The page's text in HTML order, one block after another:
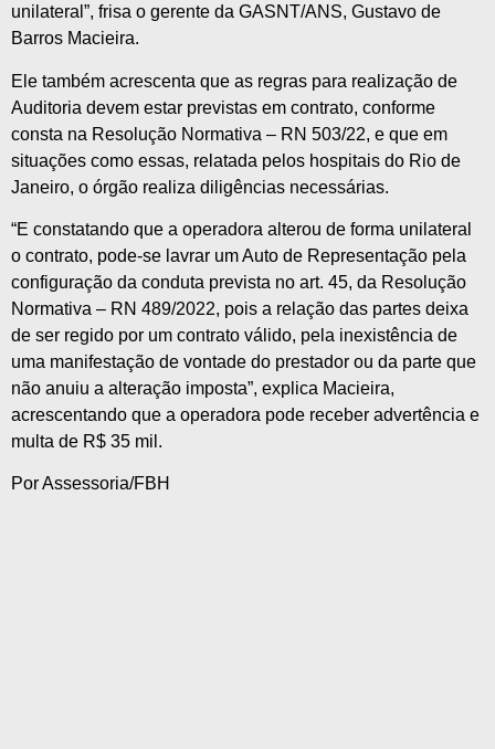
unilateral”, frisa o gerente da GASNT/ANS, Gustavo de
Barros Macieira.
Ele também acrescenta que as regras para realização de
Auditoria devem estar previstas em contrato, conforme
consta na Resolução Normativa – RN 503/22, e que em
situações como essas, relatada pelos hospitais do Rio de
Janeiro, o órgão realiza diligências necessárias.
“E constatando que a operadora alterou de forma unilateral
o contrato, pode-se lavrar um Auto de Representação pela
configuração da conduta prevista no art. 45, da Resolução
Normativa – RN 489/2022, pois a relação das partes deixa
de ser regido por um contrato válido, pela inexistência de
uma manifestação de vontade do prestador ou da parte que
não anuiu a alteração imposta”, explica Macieira,
acrescentando que a operadora pode receber advertência e
multa de R$ 35 mil.
Por Assessoria/FBH